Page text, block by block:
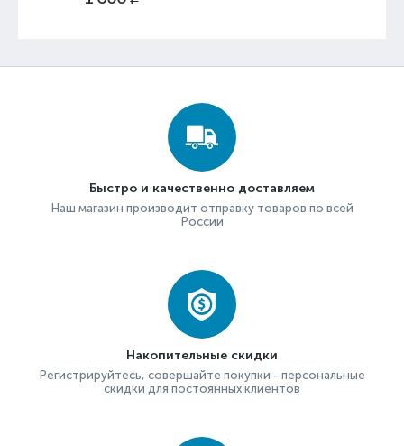
Быстро и качественно доставляем
Наш магазин производит отправку товаров по всей
России
Накопительные скидки
Регистрируйтесь, совершайте покупки - персональные
скидки для постоянных клиентов